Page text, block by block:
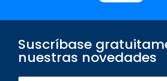
Suscríbase
nuestras novedades